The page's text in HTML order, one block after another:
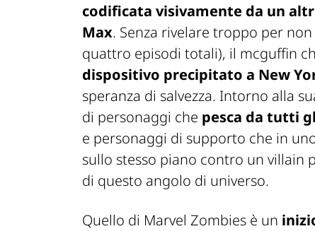
codificata visivamente da un
Max. Senza rivelare troppo per
quattro episodi totali), il mcguffin
dispositivo precipitato a New
speranza di salvezza. Intorno alla
di personaggi che pesca da tutti
e personaggi di supporto che in
sullo stesso piano contro un
di questo angolo di universo.
Quello di Marvel Zombies è un